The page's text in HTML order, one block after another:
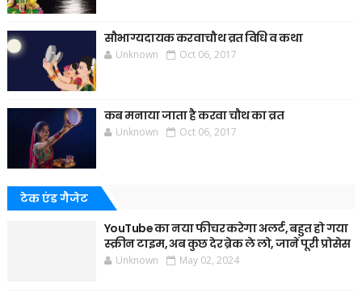
सौभाग्यदायक करवाचौथ व्रत विधि व कथा
Unknown Oct 06, 2017
कब मनाया जाता है करवा चौथ का व्रत
Unknown Oct 06, 2017
टेक एंड गैजेट
YouTube का नया फीचर करेगा अलर्ट, बहुत हो गया
स्क्रीन टाइम, अब कुछ देर ब्रेक ले लो, जानें पूरी प्रोसेस
Unknown May 02, 2024